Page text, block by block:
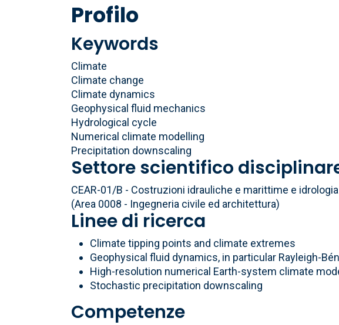
Profilo
Keywords
Climate
Climate change
Climate dynamics
Geophysical fluid mechanics
Hydrological cycle
Numerical climate modelling
Precipitation downscaling
Settore scientifico
CEAR-01/B - Costruzioni idrauliche e marittime e idrologia
(Area 0008 - Ingegneria civile ed architettura)
Linee di ricerca
Climate tipping points and climate extremes
Geophysical fluid dynamics, in particular Rayleigh-
High-resolution numerical Earth-system climate
Stochastic precipitation downscaling
Competenze